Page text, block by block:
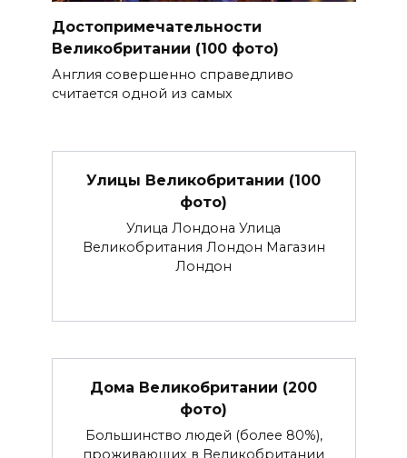
Достопримечательности
Великобритании (100 фото)
Англия совершенно справедливо
считается одной из самых
Улицы Великобритании (100
фото)
Улица Лондона Улица
Великобритания Лондон Магазин
Лондон
Дома Великобритании (200
фото)
Большинство людей (более 80%),
проживающих в Великобритании